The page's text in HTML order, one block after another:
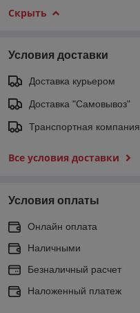
Скрыть
Условия доставки
Доставка курьером
Доставка "Самовывоз"
Транспортная компания
Все условия доставки
Условия оплаты
Онлайн оплата
Наличными
Безналичный расчет
Наложенный платеж